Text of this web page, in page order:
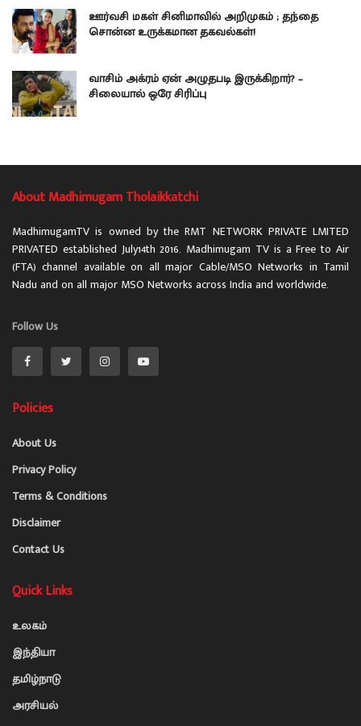
ஊர்வசி மகள் சினிமாவில் அறிமுகம் ; தந்தை
சொன்ன உருக்கமான தகவல்கள்!
வாசிம் அக்ரம் ஏன் அழுதபடி இருக்கிறார்? –
சிலையால் ஒரே சிரிப்பு
About Madhimugam Tholaikkatchi
MadhimugamTV is owned by the RMT NETWORK PRIVATE LMITED
PRIVATED established July14th 2016. Madhimugam TV is a Free to Air
(FTA) channel available on all major Cable/MSO Networks in Tamil
Nadu and on all major MSO Networks across India and worldwide.
Follow Us
Policies
About Us
Privacy Policy
Terms & Conditions
Disclaimer
Contact Us
Quick Links
உலகம்
இந்தியா
தமிழ்நாடு
அரசியல்